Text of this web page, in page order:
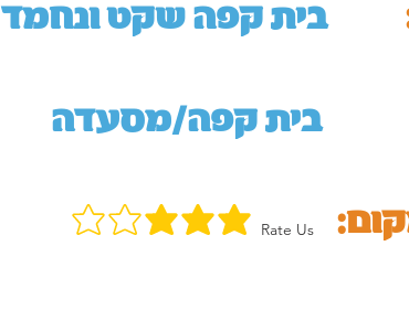
בית קפה שקט ונחמד
בית קפה/מסעדה
Rate Us